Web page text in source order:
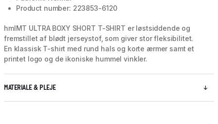
Product number: 223853-6120
hmlMT ULTRA BOXY SHORT T-SHIRT er løstsiddende og
fremstillet af blødt jerseystof, som giver stor fleksibilitet.
En klassisk T-shirt med rund hals og korte ærmer samt et
printet logo og de ikoniske hummel vinkler.
MATERIALE & PLEJE